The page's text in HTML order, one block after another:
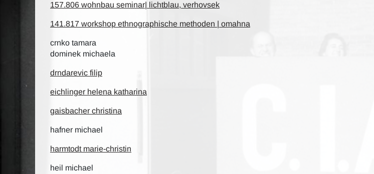
157.806 wohnbau seminar| lichtblau, verhovsek
141.817 workshop ethnographische methoden | omahna
crnko tamara
dominek michaela
drndarevic filip
eichlinger helena katharina
gaisbacher christina
hafner michael
harmtodt marie-christin
heil michael